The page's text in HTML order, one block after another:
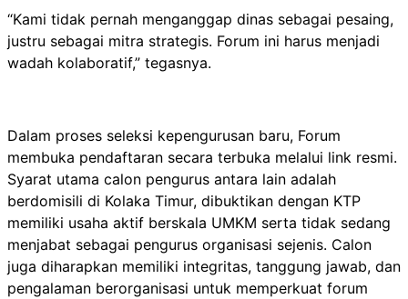
“Kami tidak pernah menganggap dinas sebagai pesaing,
justru sebagai mitra strategis. Forum ini harus menjadi
wadah kolaboratif,” tegasnya.
Dalam proses seleksi kepengurusan baru, Forum
membuka pendaftaran secara terbuka melalui link resmi.
Syarat utama calon pengurus antara lain adalah
berdomisili di Kolaka Timur, dibuktikan dengan KTP
memiliki usaha aktif berskala UMKM serta tidak sedang
menjabat sebagai pengurus organisasi sejenis. Calon
juga diharapkan memiliki integritas, tanggung jawab, dan
pengalaman berorganisasi untuk memperkuat forum